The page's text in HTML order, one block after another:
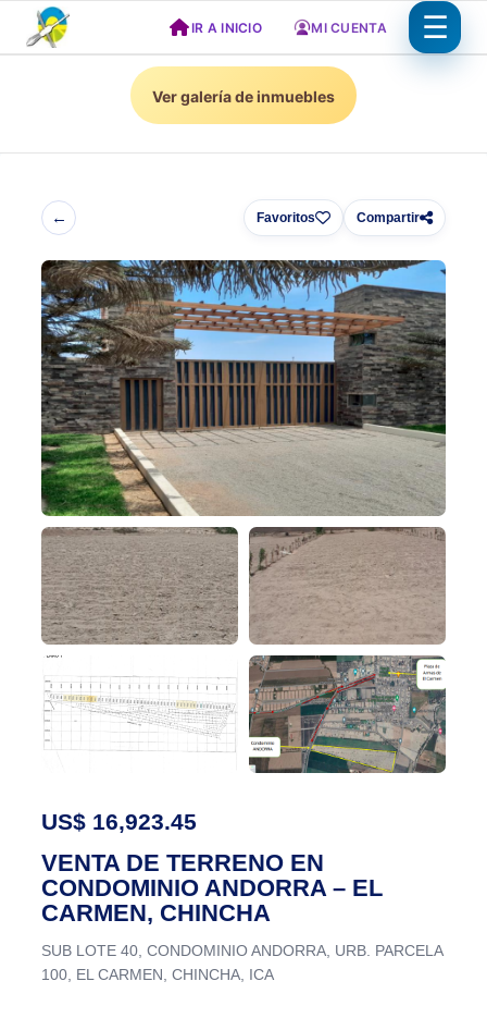
Saltar
IR A INICIO MI CUENTA
Ver galería de inmuebles
← Favoritos Compartir
US$ 16,923.45
VENTA DE TERRENO EN
CONDOMINIO ANDORRA – EL
CARMEN, CHINCHA
SUB LOTE 40, CONDOMINIO ANDORRA, URB. PARCELA
100, EL CARMEN, CHINCHA, ICA